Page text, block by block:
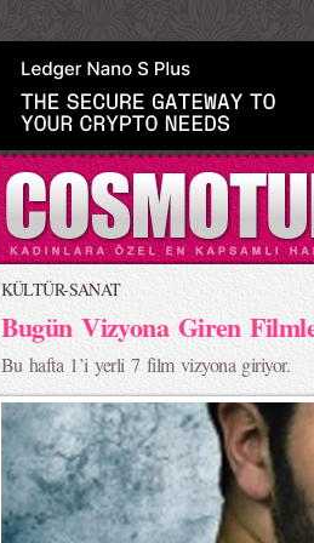
KÜLTÜR-SANAT
Bugün Vizyona Giren
Bu hafta 1’i yerli 7 film vizyona giriyor.